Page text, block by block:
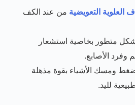
العلوية التعويضية من عند الكف
متطور بخاصية استشعار
الأصابع.
ومسك الأشياء بقوة مذهلة
لليد.